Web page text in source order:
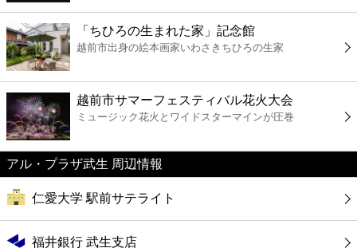
ファミレス
ファーストフード
カフェ
ショッピング
銀行
「ちひろの生まれた家」記念館
越前市出身の絵本画家いわさきちひろの生家
越前市サマーフェスティバル花火大会
ミュージック花火とワイドスターマインが圧巻
アル・プラザ武生 周辺情報
仁愛大学 駅前サテライト
福井銀行 武生支店